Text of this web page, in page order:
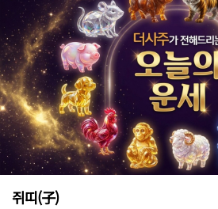
쥐띠(子)